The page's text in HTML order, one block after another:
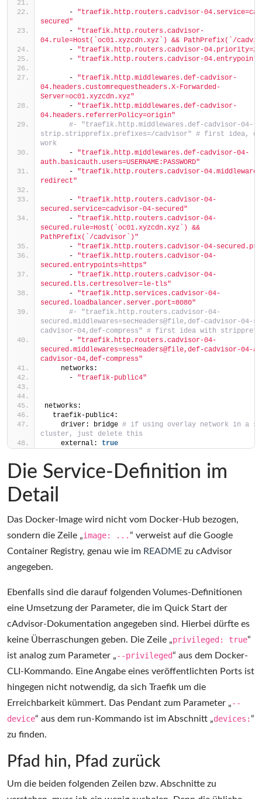
      -
"traefik.http.routers.cadvisor-
secured"
      -
"traefik.http.routers.cadvisor-
04.rule=Host(`oc01.xyzcdn.xyz`) && PathPrefix(`/
      -
"traefik.http.routers.cadvisor-
      -
"traefik.http.routers.cadvisor-
      -
"traefik.http.middlewares.def-cadvisor-
04.headers.customrequestheaders.X-Forwarded-
Server=oc01.xyzcdn.xyz"
      -
"traefik.http.middlewares.def-cadvisor-
04.headers.referrerPolicy=origin"
#- "traefik.http.middlewares.def-cadvisor-04-
strip.stripprefix.prefixes=/cadvisor" # first idea,
work
      -
"traefik.http.middlewares.def-cadvisor-04-
auth.basicauth.users=USERNAME:PASSWORD"
      -
"traefik.http.routers.cadvisor-
redirect"
      -
"traefik.http.routers.cadvisor-04-
secured.service=cadvisor-04-secured"
      -
"traefik.http.routers.cadvisor-04-
secured.rule=Host(`oc01.xyzcdn.xyz`) &&
PathPrefix(`/cadvisor`)"
      -
"traefik.http.routers.cadvisor-04-
      -
"traefik.http.routers.cadvisor-04-
secured.entrypoints=https"
      -
"traefik.http.routers.cadvisor-04-
secured.tls.certresolver=le-tls"
      -
"traefik.http.services.cadvisor-04-
secured.loadbalancer.server.port=8080"
#- "traefik.http.routers.cadvisor-04-
secured.middlewares=secHeaders@file,def-cadvisor-
cadvisor-04,def-compress" # first idea with
      -
"traefik.http.routers.cadvisor-04-
secured.middlewares=secHeaders@file,def-cadvisor-04-
cadvisor-04,def-compress"
    networks:
      -
"traefik-public4"
networks:
  traefik-public4:
    driver: bridge
# if using overlay network in a
cluster, just delete this
    external:
true
Die Service-Definition im
Detail
Das Docker-Image wird nicht vom Docker-Hub bezogen,
sondern die Zeile „image: ... “ verweist auf die Google
Container Registry, genau wie im README zu cAdvisor
angegeben.
Ebenfalls sind die darauf folgenden Volumes-Definitionen
eine Umsetzung der Parameter, die im Quick Start der
cAdvisor-Dokumentation angegeben sind. Hierbei dürfte es
keine Überraschungen geben. Die Zeile „privileged: true“
ist analog zum Parameter „--privileged“ aus dem Docker-
CLI-Kommando. Eine Angabe eines veröffentlichten Ports ist
hingegen nicht notwendig, da sich Traefik um die
Erreichbarkeit kümmert. Das Pendant zum Parameter „--
device“ aus dem run-Kommando ist im Abschnitt „devices: “
zu finden.
Pfad hin, Pfad zurück
Um die beiden folgenden Zeilen bzw. Abschnitte zu